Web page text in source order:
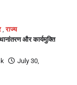
,राज्य
और कार्यमुक्ति
July 30,